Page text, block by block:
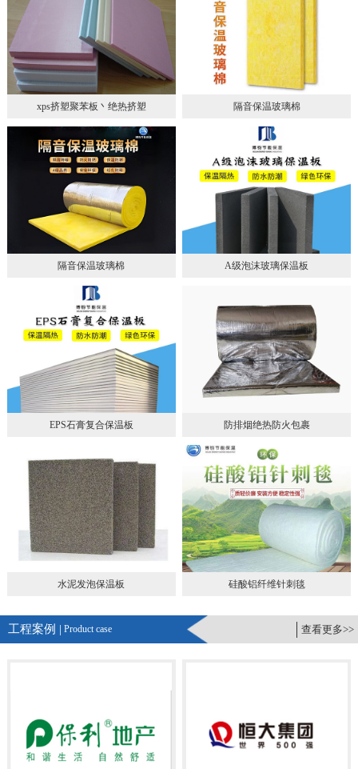
xps挤塑聚苯板丶绝热挤塑 隔音保温玻璃棉
隔音保温玻璃棉 A级泡沫玻璃保温板
EPS石膏复合保温板 防排烟绝热防火包裹
水泥发泡保温板 硅酸铝纤维针刺毯
工程案例 | Product case 查看更多>>